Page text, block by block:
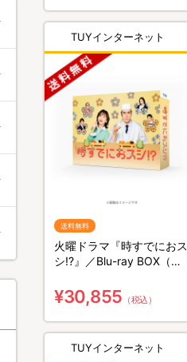
TUYインターネット
送料無料
火曜ドラマ『時すでにおス
シ!?』／Blu-ray BOX（送
¥30,855 （税込）
TUYインターネット